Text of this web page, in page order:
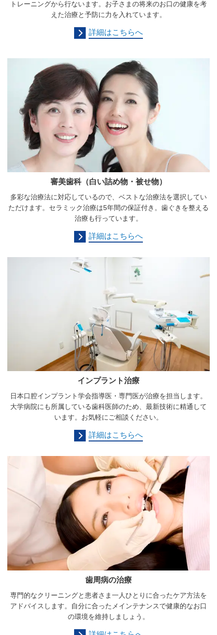
トレーニングから行ないます。お子さまの将来のお口の健康を考
えた治療と予防に力を入れています。
詳細はこちらへ
審美歯科（白い詰め物・被せ物）
多彩な治療法に対応しているので、ベストな治療法を選択してい
ただけます。セラミック治療は5年間の保証付き。歯ぐきを整える
治療も行っています。
詳細はこちらへ
インプラント治療
日本口腔インプラント学会指導医・専門医が治療を担当します。
大学病院にも所属している歯科医師のため、最新技術に精通して
います。お気軽にご相談ください。
詳細はこちらへ
歯周病の治療
専門的なクリーニングと患者さま一人ひとりに合ったケア方法を
アドバイスします。自分に合ったメインテナンスで健康的なお口
の環境を維持しましょう。